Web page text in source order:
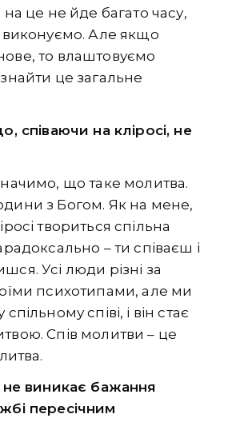
на це не йде багато часу,
виконуємо. Але якщо
то влаштовуємо
це загальне
співаючи на кліросі, не
що таке молитва.
з Богом. Як на мене,
твориться спільна
– ти співаєш і
Усі люди різні за
психотипами, але ми
співі, і він стає
Спів молитви – це
не виникає бажання
пересічним